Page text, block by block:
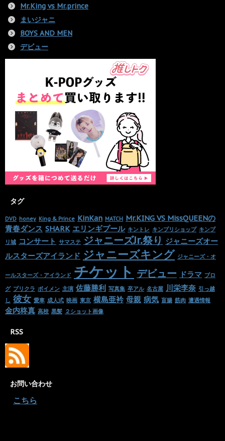
Mr.King vs Mr.prince
まいジャニ
BOYS AND MEN
デビュー
タグ
DVD honey King & Prince KinKan MATCH Mr.KING VS MissQUEENの
青春ダンス SHARK エリンギプール キントレ キンプリショップ キンプ
リ城 コンサート サマステ ジャニーズJr.祭り ジャニーズオー
ルスターズアイランド ジャニーズキング ジャニーズ・オ
ールスターズ・アイランド チケット デビュー ドラマ ブロ
グ プリクラ ボイメン 主演 佐藤勝利 写真集 卒アル 名古屋 川栄李奈 引っ越
し 彼女 愛車 成人式 映画 東京 横島亜衿 母親 病気 盲腸 筋肉 遭遇情報
金内柊真 高校 黒髪 ２ショット画像
RSS
お問い合わせ
こちら